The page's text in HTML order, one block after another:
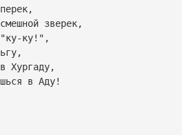
зверек,
"ку-ку!",
Хургаду,
в Аду!